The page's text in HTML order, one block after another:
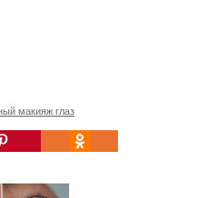
макияж глаз